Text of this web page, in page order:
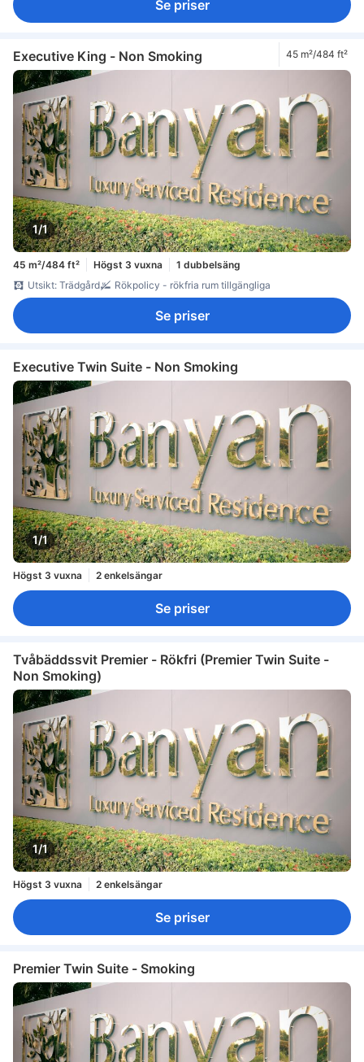
Se priser
Executive King - Non Smoking 45 m²/484 ft²
1/1
45 m²/484 ft² Högst 3 vuxna
1 dubbelsäng
Utsikt: Trädgård
Rökpolicy - rökfria rum tillgängliga
Se priser
Executive Twin Suite - Non Smoking
1/1
Högst 3 vuxna 2 enkelsängar
Se priser
Tvåbäddssvit Premier - Rökfri (Premier Twin Suite -
Non Smoking)
1/1
Högst 3 vuxna 2 enkelsängar
Se priser
Premier Twin Suite - Smoking